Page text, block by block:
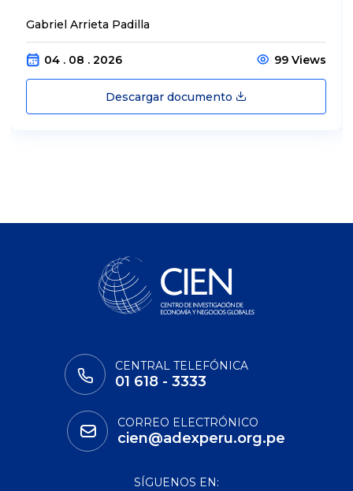
Gabriel Arrieta Padilla
04 . 08 . 2026 99 Views
Descargar documento
CENTRAL TELEFÓNICA
01 618 - 3333
CORREO ELECTRÓNICO
cien@adexperu.org.pe
SÍGUENOS EN: